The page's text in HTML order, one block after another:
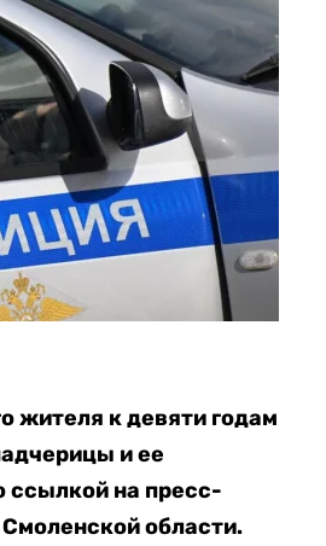
жителя к девяти годам
и ее
ссылкой на пресс-
области.